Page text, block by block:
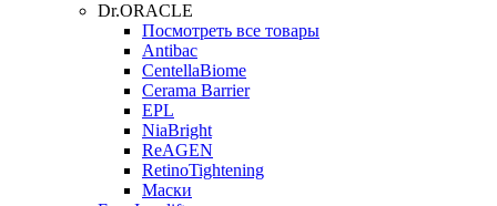
Dr.ORACLE
Посмотреть все товары
Antibac
CentellaBiome
Cerama Barrier
EPL
NiaBright
ReAGEN
RetinoTightening
Маски